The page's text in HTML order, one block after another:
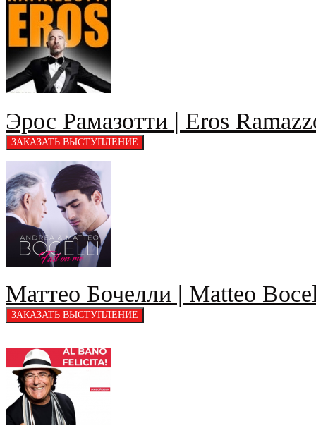
Эрос Рамазотти | Eros
Маттео Бочелли | Matteo